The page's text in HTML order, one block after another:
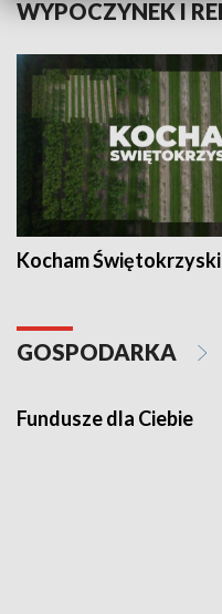
WYPOCZYNEK I
Kocham
GOSPODARKA
Fundusze dla Ciebie